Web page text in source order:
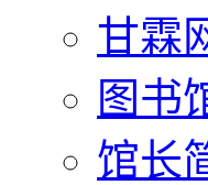
甘霖
图书
馆长